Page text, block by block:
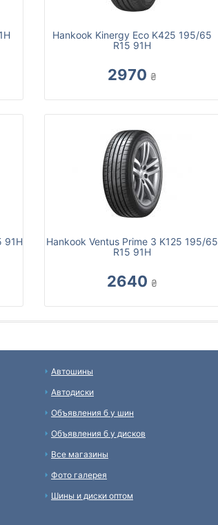
Hankook Kinergy Eco K425 195/65
R15 91H
2970 ₴
91H
Hankook Ventus Prime 3 K125 195/65
R15 91H
2640 ₴
Автошины
Автодиски
Объявления б у шин
Объявления б у дисков
Все магазины
Фото галерея
Шины и диски оптом